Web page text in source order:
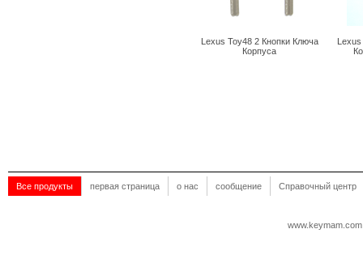
Lexus Toy48 2 Кнопки Ключа
Корпуса
Lexus
Все продукты первая страница о нас сообщение Справочный центр
www.keymam.com